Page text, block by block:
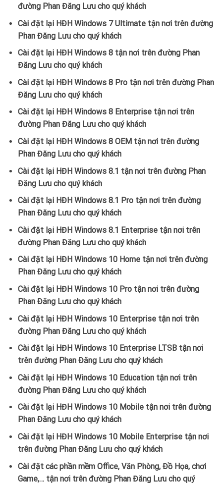
đường Phan Đăng Lưu cho quý khách
Cài đặt lại HĐH Windows 7 Ultimate tận nơi trên đường
Phan Đăng Lưu cho quý khách
Cài đặt lại HĐH Windows 8 tận nơi trên đường Phan
Đăng Lưu cho quý khách
Cài đặt lại HĐH Windows 8 Pro tận nơi trên đường Phan
Đăng Lưu cho quý khách
Cài đặt lại HĐH Windows 8 Enterprise tận nơi trên
đường Phan Đăng Lưu cho quý khách
Cài đặt lại HĐH Windows 8 OEM tận nơi trên đường
Phan Đăng Lưu cho quý khách
Cài đặt lại HĐH Windows 8.1 tận nơi trên đường Phan
Đăng Lưu cho quý khách
Cài đặt lại HĐH Windows 8.1 Pro tận nơi trên đường
Phan Đăng Lưu cho quý khách
Cài đặt lại HĐH Windows 8.1 Enterprise tận nơi trên
đường Phan Đăng Lưu cho quý khách
Cài đặt lại HĐH Windows 10 Home tận nơi trên đường
Phan Đăng Lưu cho quý khách
Cài đặt lại HĐH Windows 10 Pro tận nơi trên đường
Phan Đăng Lưu cho quý khách
Cài đặt lại HĐH Windows 10 Enterprise tận nơi trên
đường Phan Đăng Lưu cho quý khách
Cài đặt lại HĐH Windows 10 Enterprise LTSB tận nơi
trên đường Phan Đăng Lưu cho quý khách
Cài đặt lại HĐH Windows 10 Education tận nơi trên
đường Phan Đăng Lưu cho quý khách
Cài đặt lại HĐH Windows 10 Mobile tận nơi trên đường
Phan Đăng Lưu cho quý khách
Cài đặt lại HĐH Windows 10 Mobile Enterprise tận nơi
trên đường Phan Đăng Lưu cho quý khách
Cài đặt các phần mềm Office, Văn Phòng, Đồ Họa, chơi
Game,… tận nơi trên đường Phan Đăng Lưu cho quý